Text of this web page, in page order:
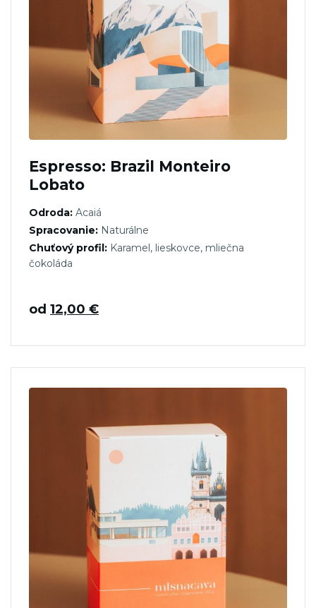
Espresso: Brazil Monteiro
Lobato
Odroda: Acaiá
Spracovanie: Naturálne
Chuťový profil: Karamel, lieskovce, mliečna
čokoláda
od 12,00 €